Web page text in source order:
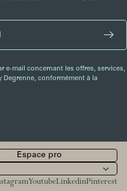
e-mail concernant les offres, services,
Degrenne, conformément à la
Espace pro
YoutubeLinkedinPinterest